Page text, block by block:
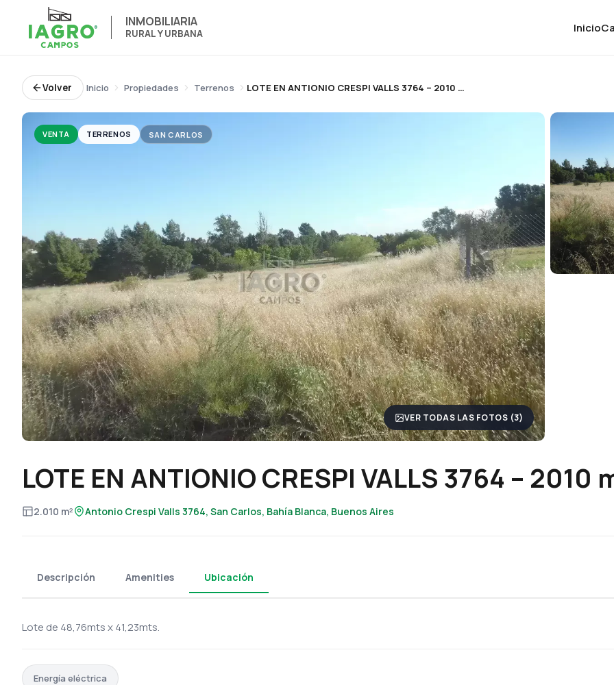
INMOBILIARIA
RURAL Y URBANA Inicio
Volver Inicio Propiedades Terrenos LOTE EN ANTIONIO CRESPI VALLS 3764 – 2010 mts2
VENTA TERRENOS SAN CARLOS
VER TODAS LAS FOTOS (3)
LOTE EN ANTIONIO CRESPI VALLS 3764 – 2010
2.010 m² Antonio Crespi Valls 3764, San Carlos, Bahía Blanca, Buenos Aires
Descripción Amenities Ubicación
Lote de 48,76mts x 41,23mts.
Energía eléctrica